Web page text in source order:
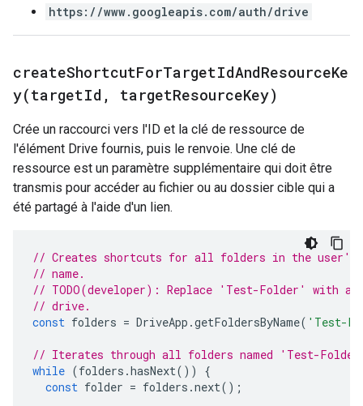
https://www.googleapis.com/auth/drive
createShortcutForTargetIdAndResourceKe
y(targetId , targetResourceKey)
Crée un raccourci vers l'ID et la clé de ressource de
l'élément Drive fournis, puis le renvoie. Une clé de
ressource est un paramètre supplémentaire qui doit être
transmis pour accéder au fichier ou au dossier cible qui a
été partagé à l'aide d'un lien.
// Creates shortcuts for all folders in the user's
// name.
// TODO(developer): Replace 'Test-Folder' with a
// drive.
const folders = DriveApp .getFoldersByName( 'Test-
// Iterates through all folders named 'Test-
while (folders .hasNext())
{
const folder = folders .next();